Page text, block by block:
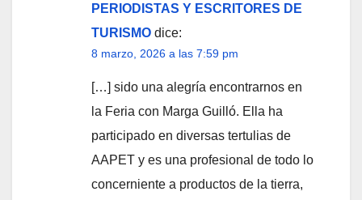
PERIODISTAS Y ESCRITORES DE
TURISMO dice:
8 marzo, 2026 a las 7:59 pm
[…] sido una alegría encontrarnos en
la Feria con Marga Guilló. Ella ha
participado en diversas tertulias de
AAPET y es una profesional de todo lo
concerniente a productos de la tierra,